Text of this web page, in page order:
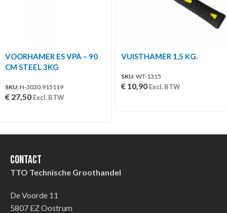
VOORHAMER ES VPA – 90
CM STEEL 3KG
SKU:H-3030.915119
€ 27,50 Excl. BTW
VUISTHAMER 1,5 KG.
SKU:WT-1315
€ 10,90 Excl. BTW
Contact
TTO Technische Groothandel
De Voorde 11
5807 EZ Oostrum